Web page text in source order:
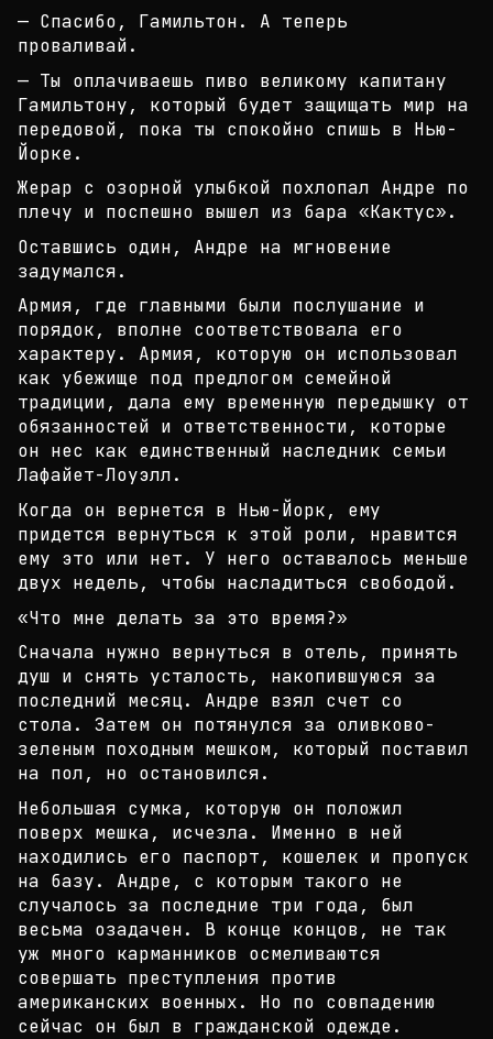
— Спасибо, Гамильтон. А теперь
проваливай.
— Ты оплачиваешь пиво великому капитану
Гамильтону, который будет защищать мир на
передовой, пока ты спокойно спишь в Нью-
Йорке.
Жерар с озорной улыбкой похлопал Андре по
плечу и поспешно вышел из бара «Кактус».
Оставшись один, Андре на мгновение
задумался.
Армия, где главными были послушание и
порядок, вполне соответствовала его
характеру. Армия, которую он использовал
как убежище под предлогом семейной
традиции, дала ему временную передышку от
обязанностей и ответственности, которые
он нес как единственный наследник семьи
Лафайет-Лоуэлл.
Когда он вернется в Нью-Йорк, ему
придется вернуться к этой роли, нравится
ему это или нет. У него оставалось меньше
двух недель, чтобы насладиться свободой.
«Что мне делать за это время?»
Сначала нужно вернуться в отель, принять
душ и снять усталость, накопившуюся за
последний месяц. Андре взял счет со
стола. Затем он потянулся за оливково-
зеленым походным мешком, который поставил
на пол, но остановился.
Небольшая сумка, которую он положил
поверх мешка, исчезла. Именно в ней
находились его паспорт, кошелек и пропуск
на базу. Андре, с которым такого не
случалось за последние три года, был
весьма озадачен. В конце концов, не так
уж много карманников осмеливаются
совершать преступления против
американских военных. Но по совпадению
сейчас он был в гражданской одежде.